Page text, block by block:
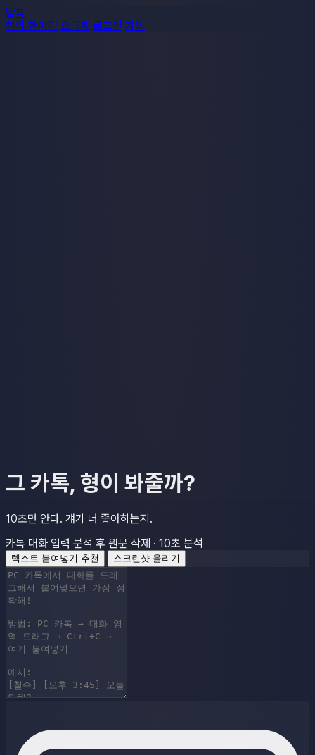
답톡
형의 한마디 요금제 로그인 가입
그 카톡, 형이 봐줄까?
10초면 안다. 걔가 너 좋아하는지.
카톡 대화 입력 분석 후 원문 삭제 · 10초 분석
텍스트 붙여넣기 추천 스크린샷 올리기